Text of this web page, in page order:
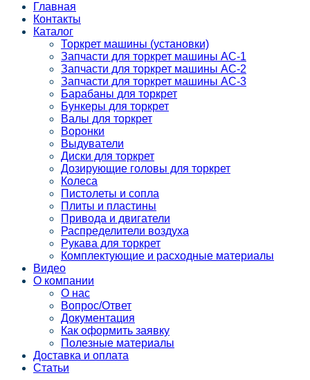
Главная
Контакты
Каталог
Торкрет машины (установки)
Запчасти для торкрет машины АС-1
Запчасти для торкрет машины АС-2
Запчасти для торкрет машины АС-3
Барабаны для торкрет
Бункеры для торкрет
Валы для торкрет
Воронки
Выдуватели
Диски для торкрет
Дозирующие головы для торкрет
Колеса
Пистолеты и сопла
Плиты и пластины
Привода и двигатели
Распределители воздуха
Рукава для торкрет
Комплектующие и расходные материалы
Видео
О компании
О нас
Вопрос/Ответ
Документация
Как оформить заявку
Полезные материалы
Доставка и оплата
Статьи